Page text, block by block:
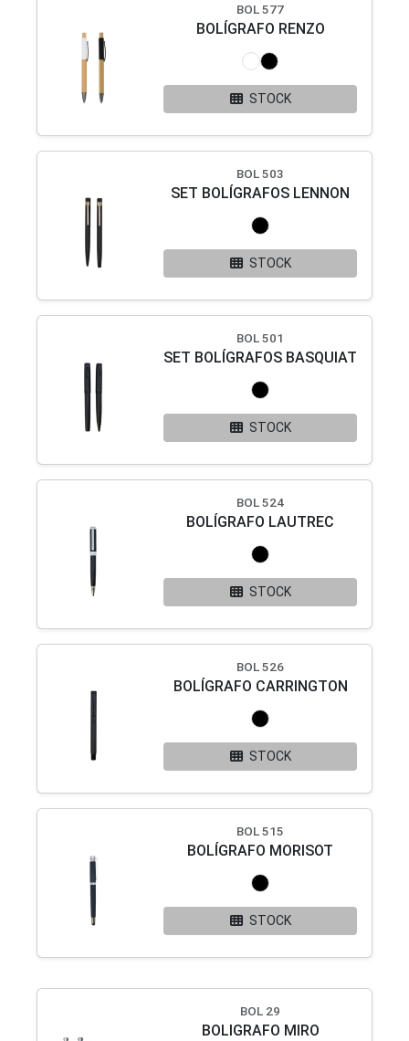
BOL 577
BOLÍGRAFO RENZO
STOCK
BOL 503
SET BOLÍGRAFOS LENNON
STOCK
BOL 501
SET BOLÍGRAFOS BASQUIAT
STOCK
BOL 524
BOLÍGRAFO LAUTREC
STOCK
BOL 526
BOLÍGRAFO CARRINGTON
STOCK
BOL 515
BOLÍGRAFO MORISOT
STOCK
BOL 29
BOLIGRAFO MIRO